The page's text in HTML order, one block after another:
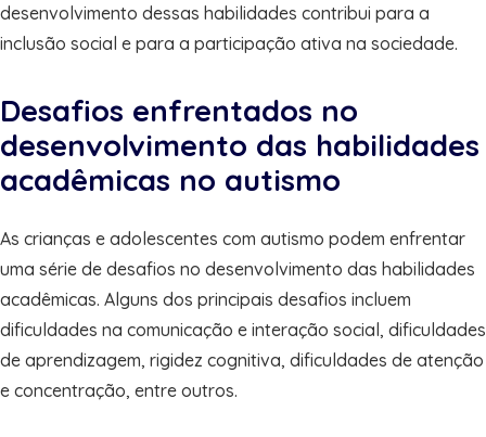
desenvolvimento dessas habilidades contribui para a
inclusão social e para a participação ativa na sociedade.
Desafios enfrentados no
desenvolvimento das habilidades
acadêmicas no autismo
As crianças e adolescentes com autismo podem enfrentar
uma série de desafios no desenvolvimento das habilidades
acadêmicas. Alguns dos principais desafios incluem
dificuldades na comunicação e interação social, dificuldades
de aprendizagem, rigidez cognitiva, dificuldades de atenção
e concentração, entre outros.